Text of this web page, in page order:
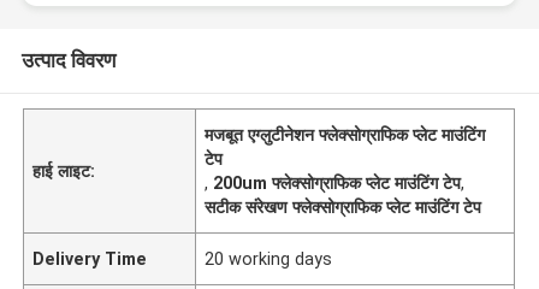
उत्पाद विवरण
हाई लाइट:
मजबूत एग्लुटीनेशन फ्लेक्सोग्राफिक प्लेट माउंटिंग
टेप
, 200um फ्लेक्सोग्राफिक प्लेट माउंटिंग टेप,
सटीक संरेखण फ्लेक्सोग्राफिक प्लेट माउंटिंग टेप
Delivery Time 20 working days